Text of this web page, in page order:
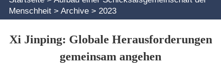
Menschheit> Archive> 2023
Xi Jinping: Globale Herausforderungen
gemeinsam angehen